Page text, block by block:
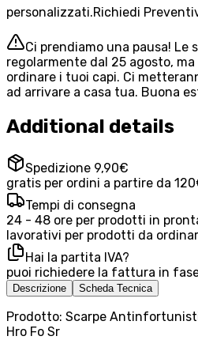
personalizzati.Richiedi
Ci prendiamo una pausa! Le
regolarmente dal 25 agosto,
ordinare i tuoi capi. Ci
ad arrivare a casa tua. Buona
Additional details
Spedizione 9,90€
gratis per ordini a partire da
Tempi di consegna
24 - 48 ore per prodotti in
lavorativi per prodotti da
Hai la partita IVA?
puoi richiedere la fattura in
Descrizione Scheda Tecnica
Prodotto: Scarpe
Hro Fo Sr